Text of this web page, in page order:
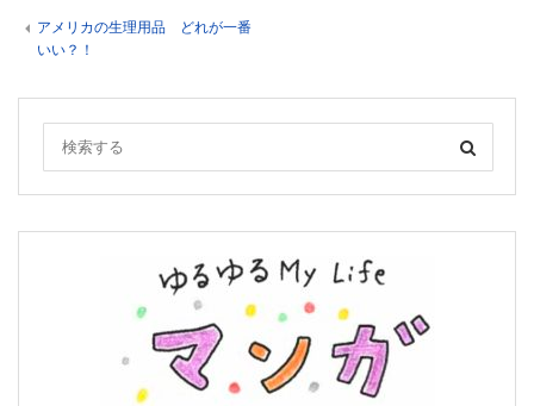
アメリカの生理用品 どれが一番
いい？！